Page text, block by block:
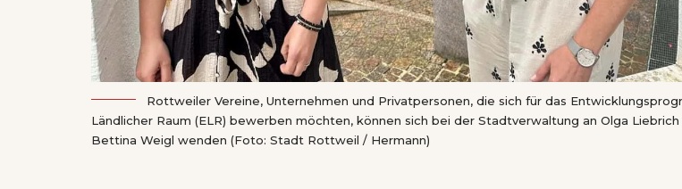
Rottweiler Vereine, Unternehmen und Privatpersonen, die sich für das
Ländlicher Raum (ELR) bewerben möchten, können sich bei der Stadtverwaltung an Olga Liebrich
Bettina Weigl wenden (Foto: Stadt Rottweil / Hermann)